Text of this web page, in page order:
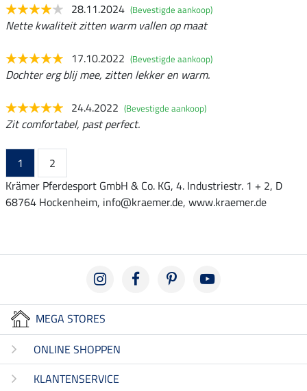
28.11.2024 (Bevestigde aankoop)
Nette kwaliteit zitten warm vallen op maat
17.10.2022 (Bevestigde aankoop)
Dochter erg blij mee, zitten lekker en warm.
24.4.2022 (Bevestigde aankoop)
Zit comfortabel, past perfect.
1
2
Krämer Pferdesport GmbH & Co. KG, 4. Industriestr. 1 + 2, D
68764 Hockenheim, info@kraemer.de, www.kraemer.de
MEGA STORES
ONLINE SHOPPEN
KLANTENSERVICE